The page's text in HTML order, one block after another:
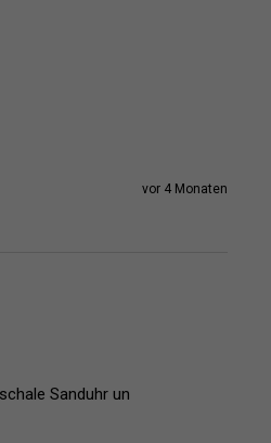
vor 4 Monaten